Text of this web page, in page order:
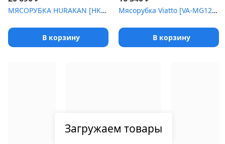
МЯСОРУБКА HURAKAN [HKN-12CR]
В корзину
Мясорубка Viatto [VA-MG12ASS]
В корзину
Загружаем товары